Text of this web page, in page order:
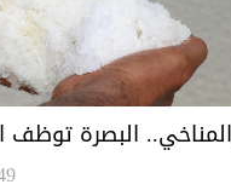
البصرة توظف